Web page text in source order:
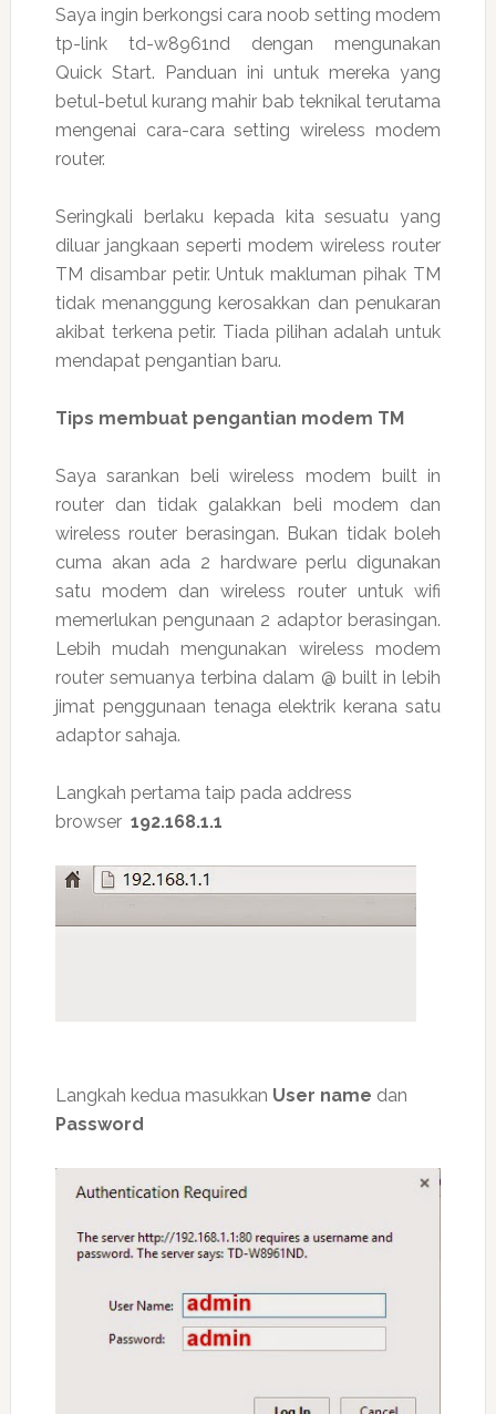
Saya ingin berkongsi cara noob setting modem
tp-link td-w8961nd dengan mengunakan
Quick Start. Panduan ini untuk mereka yang
betul-betul kurang mahir bab teknikal terutama
mengenai cara-cara setting wireless modem
router.
Seringkali berlaku kepada kita sesuatu yang
diluar jangkaan seperti modem wireless router
TM disambar petir. Untuk makluman pihak TM
tidak menanggung kerosakkan dan penukaran
akibat terkena petir. Tiada pilihan adalah untuk
mendapat pengantian baru.
Tips membuat pengantian modem TM
Saya sarankan beli wireless modem built in
router dan tidak galakkan beli modem dan
wireless router berasingan. Bukan tidak boleh
cuma akan ada 2 hardware perlu digunakan
satu modem dan wireless router untuk wifi
memerlukan pengunaan 2 adaptor berasingan.
Lebih mudah mengunakan wireless modem
router semuanya terbina dalam @ built in lebih
jimat penggunaan tenaga elektrik kerana satu
adaptor sahaja.
Langkah pertama taip pada address
browser 192.168.1.1
Langkah kedua masukkan User name dan
Password